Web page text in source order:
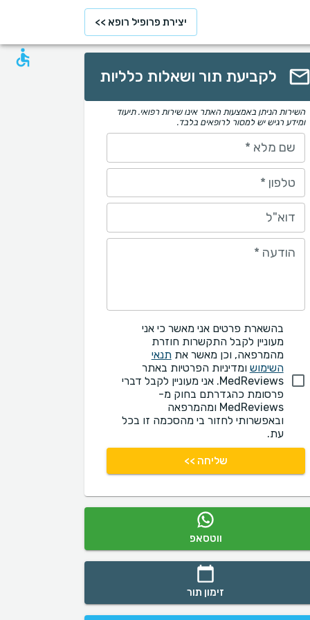
יצירת פרופיל רופא >>
לקביעת תור ושאלות כלליות
השירות הניתן באמצעות האתר אינו שירות רפואי. תיעוד
ומידע רגיש יש למסור לרופאים בלבד.
שם מלא *
טלפון *
דוא"ל
הודעה *
בהשארת פרטים אני מאשר כי אני
מעוניין לקבל התקשרות חוזרת
מהמרפאה, וכן מאשר אתתנאי
השימוש ומדיניות הפרטיות באתר
MedReviews. אני מעוניין לקבל דברי
פרסומת כהגדרתם בחוק מ-
MedReviews ומהמרפאה
ובאפשרותי לחזור בי מהסכמה זו בכל
עת.
שליחה >>
ווטסאפ
זימון תור